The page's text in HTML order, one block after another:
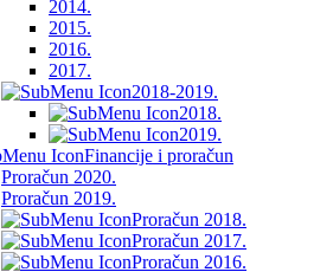
2014.
2015.
2016.
2017.
2018-2019.
2018.
2019.
Financije i proračun
Proračun 2020.
Proračun 2019.
Proračun 2018.
Proračun 2017.
Proračun 2016.